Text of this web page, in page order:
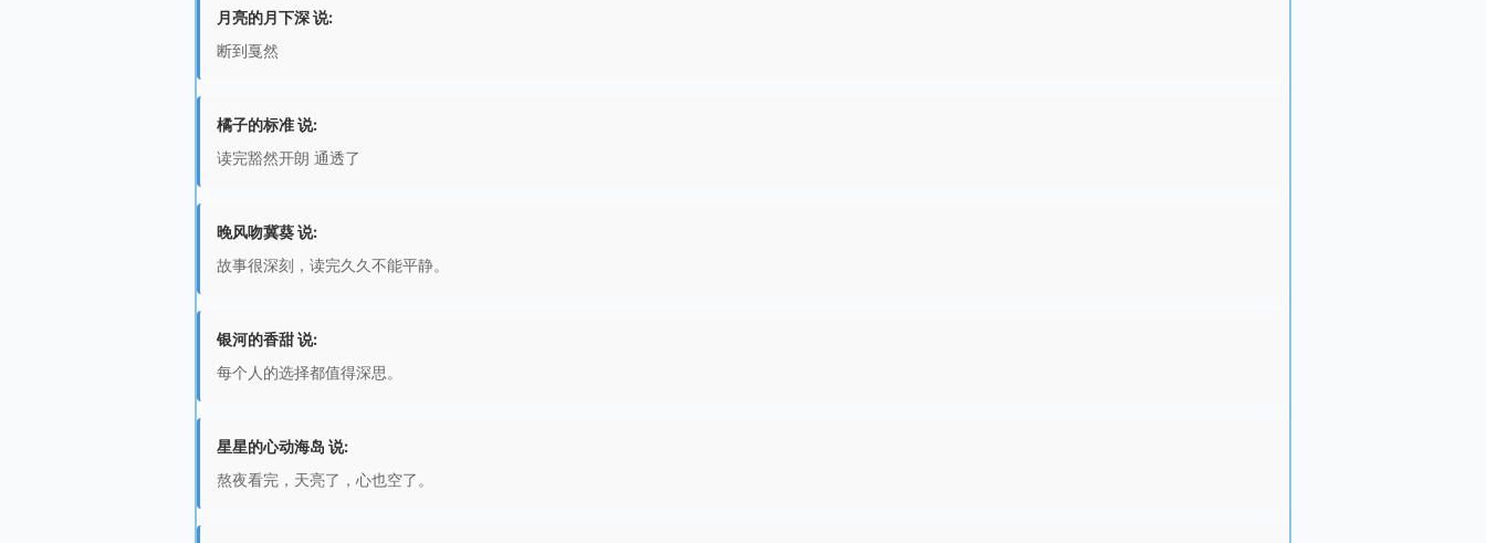
月亮的月下深 说:
断到戛然
橘子的标准 说:
读完豁然开朗 通透了
晚风吻冀葵 说:
故事很深刻，读完久久不能平静。
银河的香甜 说:
每个人的选择都值得深思。
星星的心动海岛 说:
熬夜看完，天亮了，心也空了。